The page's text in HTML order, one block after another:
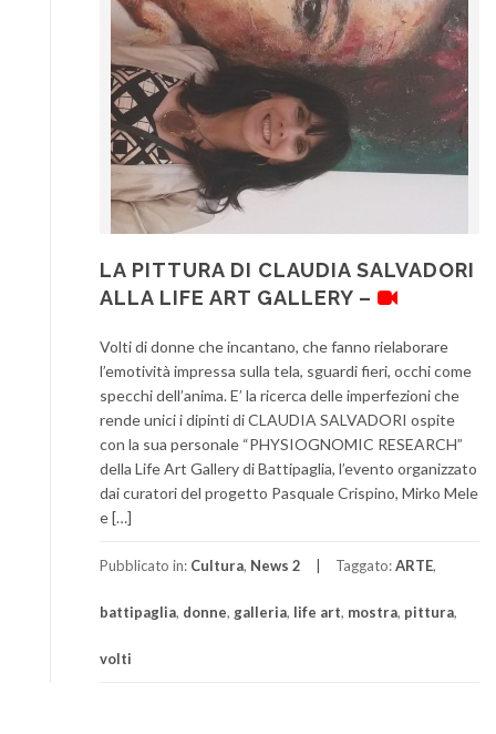
LA PITTURA DI CLAUDIA SALVADORI
ALLA LIFE ART GALLERY –
Volti di donne che incantano, che fanno rielaborare
l’emotività impressa sulla tela, sguardi fieri, occhi come
specchi dell’anima. E’ la ricerca delle imperfezioni che
rende unici i dipinti di CLAUDIA SALVADORI ospite
con la sua personale “PHYSIOGNOMIC RESEARCH”
della Life Art Gallery di Battipaglia, l’evento organizzato
dai curatori del progetto Pasquale Crispino, Mirko Mele
e […]
Pubblicato in: Cultura, News 2 Taggato:ARTE,
battipaglia, donne, galleria, life art, mostra, pittura,
volti